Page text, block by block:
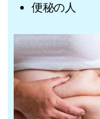
便秘の人